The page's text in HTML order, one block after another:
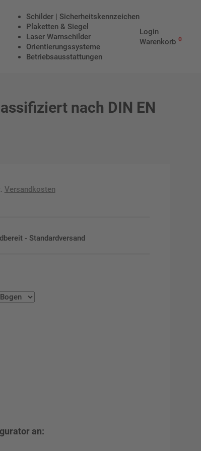
Schilder | Sicherheitskennzeichen
Plaketten & Siegel
Laser Warnschilder
Orientierungssysteme
Betriebs­aus­stattungen
Login
Warenkorb 0
nach DIN EN
Versandkosten
- Standardversand
an: